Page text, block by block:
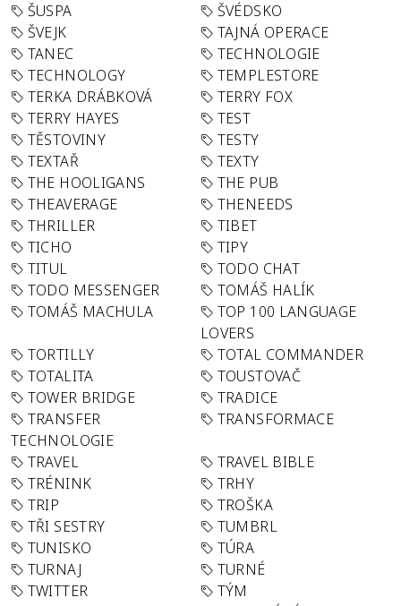
ŠUSPA
ŠVÉDSKO
ŠVEJK
TAJNÁ OPERACE
TANEC
TECHNOLOGIE
TECHNOLOGY
TEMPLESTORE
TERKA DRÁBKOVÁ
TERRY FOX
TERRY HAYES
TEST
TĚSTOVINY
TESTY
TEXTAŘ
TEXTY
THE HOOLIGANS
THE PUB
THEAVERAGE
THENEEDS
THRILLER
TIBET
TICHO
TIPY
TITUL
TODO CHAT
TODO MESSENGER
TOMÁŠ HALÍK
TOMÁŠ MACHULA
TOP 100 LANGUAGE
LOVERS
TORTILLY
TOTAL COMMANDER
TOTALITA
TOUSTOVAČ
TOWER BRIDGE
TRADICE
TRANSFER
TECHNOLOGIE
TRANSFORMACE
TRAVEL
TRAVEL BIBLE
TRÉNINK
TRHY
TRIP
TROŠKA
TŘI SESTRY
TUMBRL
TUNISKO
TÚRA
TURNAJ
TURNÉ
TWITTER
TÝM